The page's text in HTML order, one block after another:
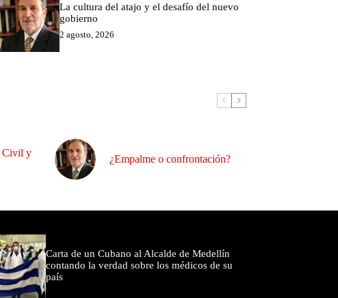
La cultura del atajo y el desafío del nuevo
gobierno
2 agosto, 2026
Civil y
¿Empalme o confrontación?
Carta de un Cubano al Alcalde de Medellín
contando la verdad sobre los médicos de su
país